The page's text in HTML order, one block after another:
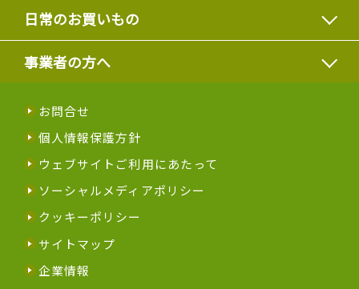
日常のお買いもの
事業者の方へ
お問合せ
個人情報保護方針
ウェブサイトご利用にあたって
ソーシャルメディアポリシー
クッキーポリシー
サイトマップ
企業情報